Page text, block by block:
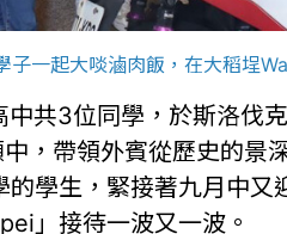
一起大啖滷肉飯，在大稻埕
共3位同學，於斯洛伐
，帶領外賓從歷史的
學生，緊接著九月中
」接待一波又一波。